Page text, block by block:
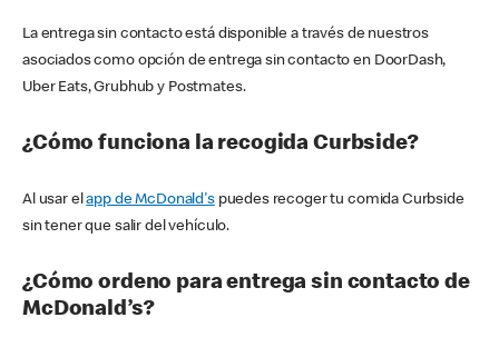
La entrega sin contacto está disponible a través de nuestros
asociados como opción de entrega sin contacto en DoorDash,
Uber Eats, Grubhub y Postmates.
¿Cómo funciona la recogida Curbside?
Al usar elapp de McDonald'spuedes recoger tu comida Curbside
sin tener que salir del vehículo.
¿Cómo ordeno para entrega sin contacto de
McDonald’s?